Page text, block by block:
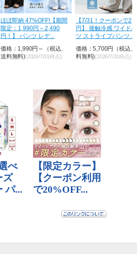
ほぼ即納 47%OFF!【期間
限定：1,990円～2,490
円！】 パンツ レデ...
価格：1,990円～（税込、
送料無料)(2026/7/31時点)
【7/31！クーポンで
円】 接触冷感 ワイド
ツ ストライプパンツ ...
価格：5,700円（税込
料無料)(2026/7/31時点)